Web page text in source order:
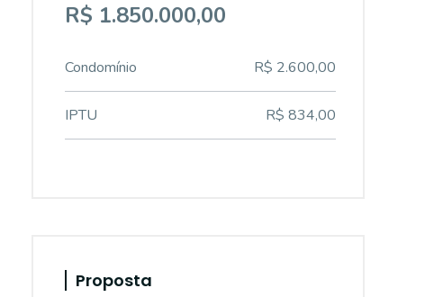
R$ 1.850.000,00
Condomínio R$ 2.600,00
IPTU R$ 834,00
Proposta